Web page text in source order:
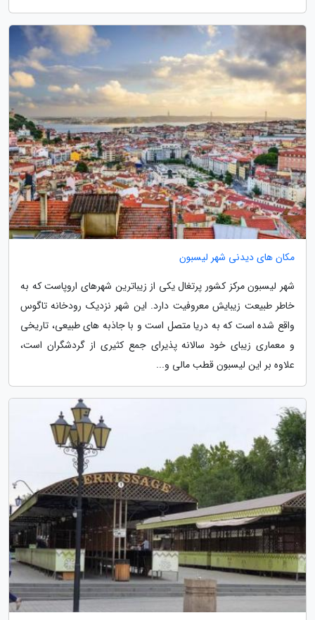
مکان های دیدنی شهر لیسبون
شهر لیسبون مرکز کشور پرتغال یکی از زیباترین شهرهای اروپاست که به
خاطر طبیعت زیبایش معروفیت دارد. این شهر نزدیک رودخانه تاگوس
واقع شده است که به دریا متصل است و با جاذبه های طبیعی، تاریخی
و معماری زیبای خود سالانه پذیرای جمع کثیری از گردشگران است،
علاوه بر این لیسبون قطب مالی و...